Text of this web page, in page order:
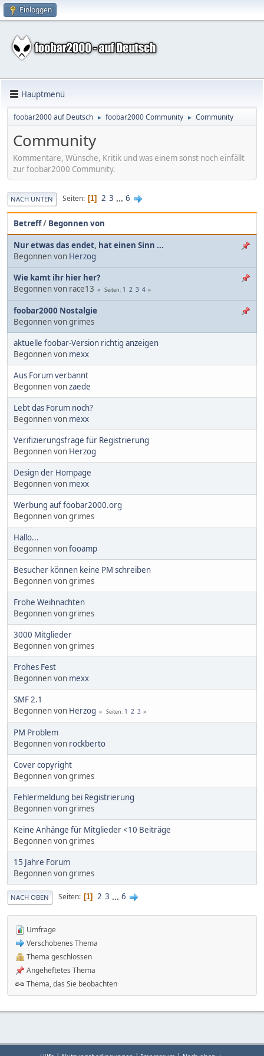
Einloggen
Hauptmenü
foobar2000 auf Deutsch ► foobar2000 Community ► Community
Community
Kommentare, Wünsche, Kritik und was einem sonst noch einfällt
zur foobar2000 Community.
NACH UNTEN Seiten 1 2 3 ... 6
Betreff/ Begonnen von
Nur etwas das endet, hat einen Sinn ...
Begonnen von Herzog
Wie kamt ihr hier her?
Begonnen von race13
Seiten 1 2 3 4
foobar2000 Nostalgie
Begonnen von grimes
aktuelle foobar-Version richtig anzeigen
Begonnen von mexx
Aus Forum verbannt
Begonnen vonzaede
Lebt das Forum noch?
Begonnen von mexx
Verifizierungsfrage für Registrierung
Begonnen von Herzog
Design der Hompage
Begonnen von mexx
Werbung auf foobar2000.org
Begonnen von grimes
Hallo...
Begonnen vonfooamp
Besucher können keine PM schreiben
Begonnen von grimes
Frohe Weihnachten
Begonnen von grimes
3000 Mitglieder
Begonnen von grimes
Frohes Fest
Begonnen von mexx
SMF 2.1
Begonnen von Herzog Seiten 1 2 3
PM Problem
Begonnen von rockberto
Cover copyright
Begonnen von grimes
Fehlermeldung bei Registrierung
Begonnen von grimes
Keine Anhänge für Mitglieder <10 Beiträge
Begonnen von grimes
15 Jahre Forum
Begonnen von grimes
NACH OBEN Seiten 1 2 3 ... 6
Umfrage
Verschobenes Thema
Thema geschlossen
Angeheftetes Thema
Thema, das Sie beobachten